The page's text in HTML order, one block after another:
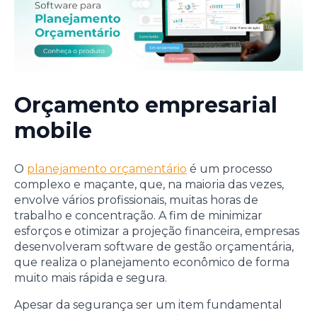
Orçamento empresarial
mobile
O planejamento orçamentário é um processo
complexo e maçante, que, na maioria das vezes,
envolve vários profissionais, muitas horas de
trabalho e concentração. A fim de minimizar
esforços e otimizar a projeção financeira, empresas
desenvolveram software de gestão orçamentária,
que realiza o planejamento econômico de forma
muito mais rápida e segura.
Apesar da segurança ser um item fundamental